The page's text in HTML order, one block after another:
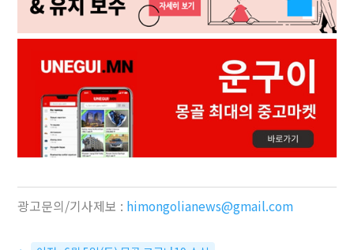
광고문의/기사제보 : himongolianews@gmail.com